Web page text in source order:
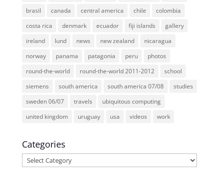
brasil
canada central america chile
colombia
costa rica
denmark ecuador fiji islands
gallery
ireland
lund news new zealand
nicaragua
norway
panama patagonia peru
photos
round-the-world
round-the-world 2011-2012
school
siemens
south america south america 07/08
studies
sweden 06/07
travels
ubiquitous computing
united kingdom
uruguay usa videos work
Categories
Categories